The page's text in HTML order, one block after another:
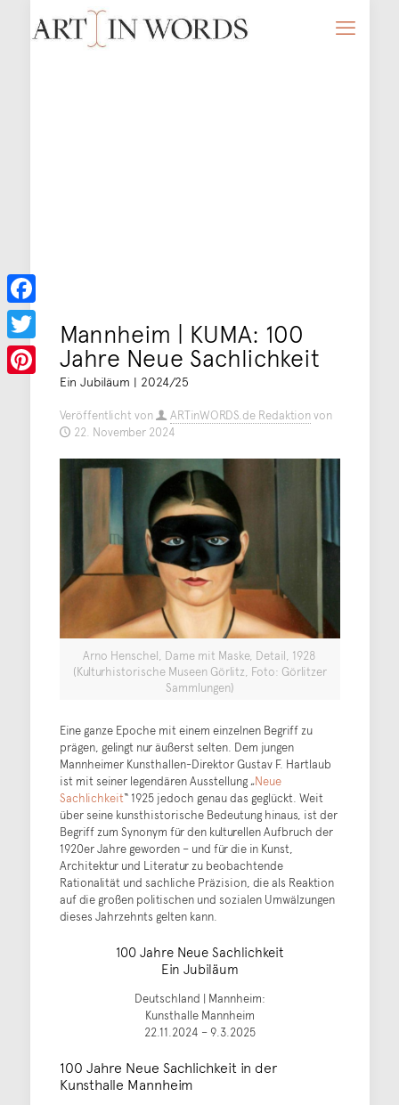
Mannheim | KUMA: 100
Jahre Neue Sachlichkeit
Ein Jubiläum | 2024/25
Veröffentlicht von ARTinWORDS.de Redaktionvon
22. November 2024
Arno Henschel, Dame mit Maske, Detail, 1928
(Kulturhistorische Museen Görlitz, Foto: Görlitzer
Sammlungen)
Eine ganze Epoche mit einem einzelnen Begriff zu
prägen, gelingt nur äußerst selten. Dem jungen
Mannheimer Kunsthallen-Direktor Gustav F. Hartlaub
ist mit seiner legendären Ausstellung „Neue
Sachlichkeit“ 1925 jedoch genau das geglückt. Weit
über seine kunsthistorische Bedeutung hinaus, ist der
Begriff zum Synonym für den kulturellen Aufbruch der
1920er Jahre geworden – und für die in Kunst,
Architektur und Literatur zu beobachtende
Rationalität und sachliche Präzision, die als Reaktion
auf die großen politischen und sozialen Umwälzungen
dieses Jahrzehnts gelten kann.
100 Jahre Neue Sachlichkeit
Ein Jubiläum
Deutschland | Mannheim:
Kunsthalle Mannheim
22.11.2024 – 9.3.2025
100 Jahre Neue Sachlichkeit in der
Kunsthalle Mannheim
Facebook
Twitter